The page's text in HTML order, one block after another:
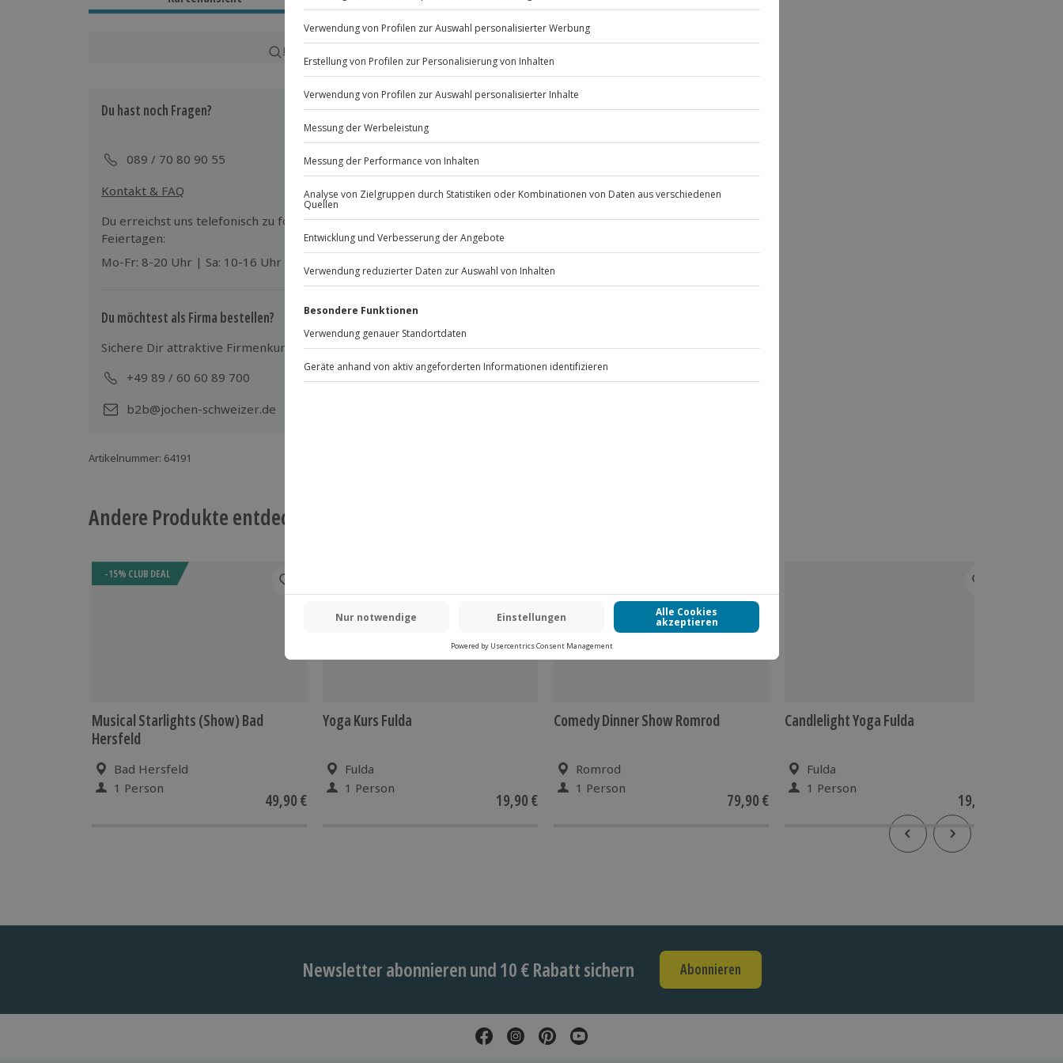
Ca. 4 Stunden
Ganzjährig zu bestimmten Terminen verfügbar
Teilnehmer
© OpenStreetMaps
Karte in Großansicht
Du hast noch Fragen?
089 / 70 80 90 55
Kontakt & FAQ
Jochen Schweizer
GmbH
81671
München
Du erreichst uns telefonisch zu folgenden Zeiten, außer an bundesweiten
Feiertagen:
Mo-Fr: 8-20 Uhr | Sa: 10-16 Uhr
Du möchtest als Firma bestellen?
Sichere Dir attraktive Firmenkunden Vorteile.
+49 89 / 60 60 89 700
Mo-Fr: 9-17 Uhr
b2b@jochen-schweizer.de
Artikelnummer: 64191
Andere Produkte entdecken
-15% CLUB DEAL
Musical Starlights (Show) Bad
Hersfeld
Bad Hersfeld
1 Person
49,90 €
Yoga Kurs Fulda
Fulda
1 Person
19,90 €
Comedy Dinner Show Romrod
Romrod
1 Person
79,90 €
Candlelight Yoga Fulda
Fulda
1 Person
19,90 €
Newsletter abonnieren und 10 € Rabatt sichern Abonnieren